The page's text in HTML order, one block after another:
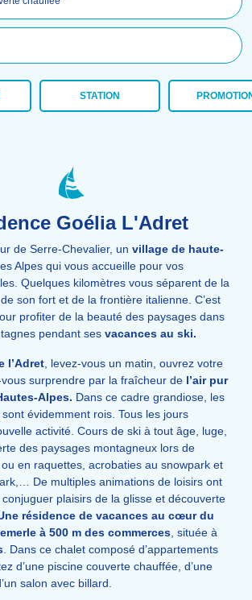
STATION
Goélia L'Adret
de Serre-Chevalier, un village de haute-
Alpes qui vous accueille pour vos
Quelques kilomètres vous séparent de la
son fort et de la frontière italienne. C’est
profiter de la beauté des paysages dans
pendant ses vacances au ski.
l’Adret , levez-vous un matin, ouvrez votre
surprendre par la fraîcheur de l’air pur
Alpes. Dans ce cadre grandiose, les
sont évidemment rois. Tous les jours
activité. Cours de ski à tout âge, luge,
des paysages montagneux lors de
en raquettes, acrobaties au snowpark et
De multiples animations de loisirs ont
plaisirs de la glisse et découverte
résidence de vacances au cœur du
à 500 m des commerces , située à
. Dans ce chalet composé d’appartements
d’une piscine couverte chauffée, d’une
salon avec billard.